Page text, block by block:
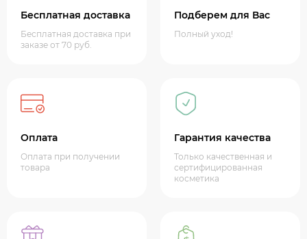
Бесплатная доставка
Бесплатная доставка при
заказе от 70 руб.
Подберем для Вас
Полный уход!
Оплата
Оплата при получении
товара
Гарантия качества
Только качественная и
сертифицированная
косметика